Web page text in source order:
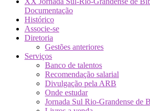
Documentação
Histórico
Associe-se
Diretoria
Gestões anteriores
Serviços
Banco de talentos
Recomendação salarial
Divulgação pela ARB
Onde estudar
Jornada Sul Rio-Grandense de